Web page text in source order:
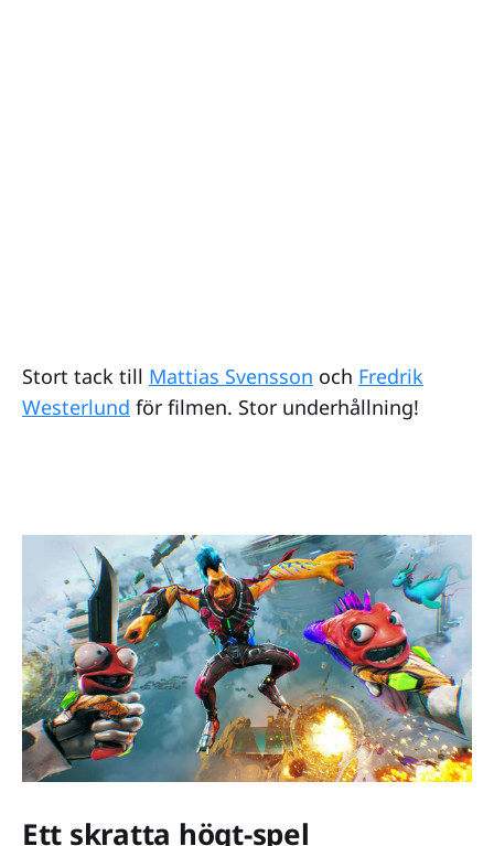
Stort tack till Mattias Svensson och Fredrik
Westerlund för filmen. Stor underhållning!
Ett skratta högt-spel